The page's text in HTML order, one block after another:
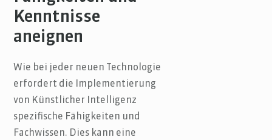
Kenntnisse
aneignen
Wie bei jeder neuen Technologie
erfordert die Implementierung
von Künstlicher Intelligenz
spezifische Fähigkeiten und
Fachwissen. Dies kann eine